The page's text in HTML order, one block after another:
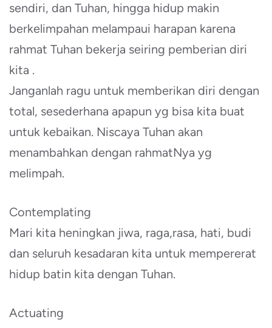
sendiri, dan Tuhan, hingga hidup makin
berkelimpahan melampaui harapan karena
rahmat Tuhan bekerja seiring pemberian diri
kita .
Janganlah ragu untuk memberikan diri dengan
total, sesederhana apapun yg bisa kita buat
untuk kebaikan. Niscaya Tuhan akan
menambahkan dengan rahmatNya yg
melimpah.
Contemplating
Mari kita heningkan jiwa, raga,rasa, hati, budi
dan seluruh kesadaran kita untuk mempererat
hidup batin kita dengan Tuhan.
Actuating